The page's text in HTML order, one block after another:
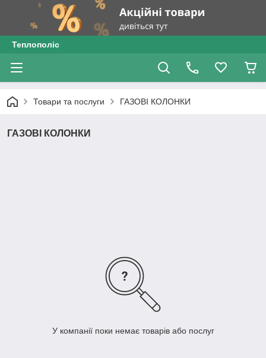
Теплополіс
Товари та послуги ГАЗОВІ КОЛОНКИ
ГАЗОВІ КОЛОНКИ
У компанії поки немає товарів або послуг